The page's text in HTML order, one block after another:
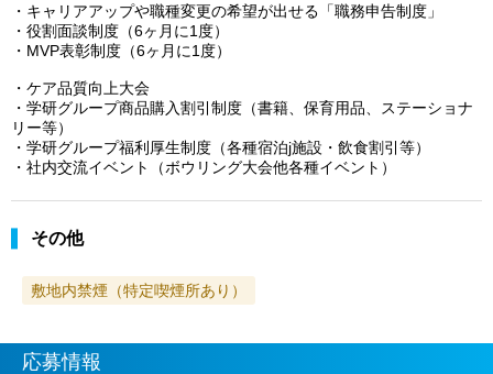
・キャリアアップや職種変更の希望が出せる「職務申告制度」
・役割面談制度（6ヶ月に1度）
・MVP表彰制度（6ヶ月に1度）
・ケア品質向上大会
・学研グループ商品購入割引制度（書籍、保育用品、ステーショナ
リー等）
・学研グループ福利厚生制度（各種宿泊j施設・飲食割引等）
・社内交流イベント（ボウリング大会他各種イベント）
その他
敷地内禁煙（特定喫煙所あり）
応募情報